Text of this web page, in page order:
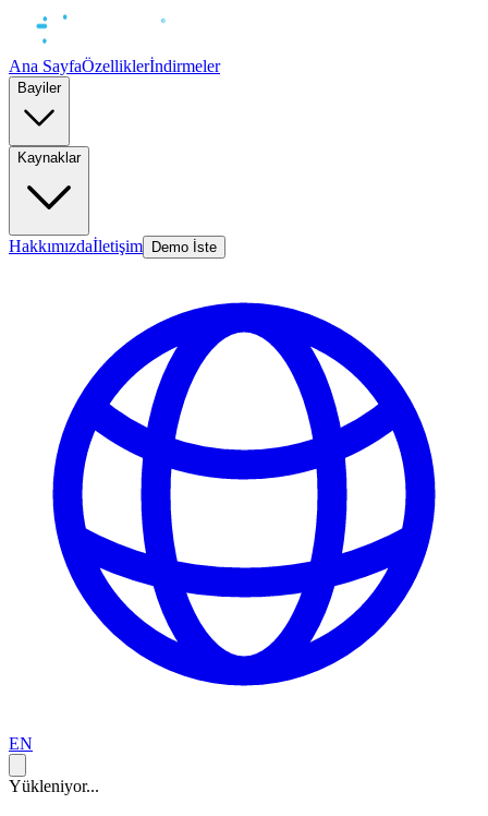
Ana SayfaÖzelliklerİndirmeler
Bayiler
Kaynaklar
Hakkımızdaİletişim Demo İste
EN
Yükleniyor...